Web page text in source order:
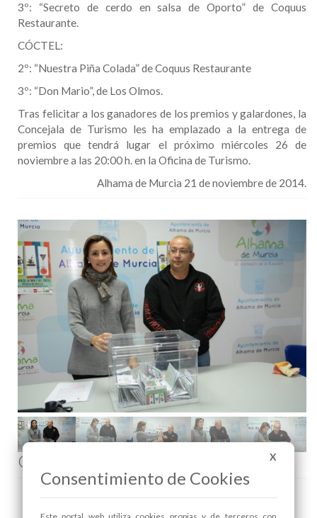
3º: “Secreto de cerdo en salsa de Oporto” de Coquus
Restaurante.
CÓCTEL:
2º: “Nuestra Piña Colada” de Coquus Restaurante
3º: “Don Mario”, de Los Olmos.
Tras felicitar a los ganadores de los premios y galardones, la
Concejala de Turismo les ha emplazado a la entrega de
premios que tendrá lugar el próximo miércoles 26 de
noviembre a las 20:00 h. en la Oficina de Turismo.
Alhama de Murcia 21 de noviembre de 2014.
Comenta esta noticia en Facebook X
Consentimiento de Cookies